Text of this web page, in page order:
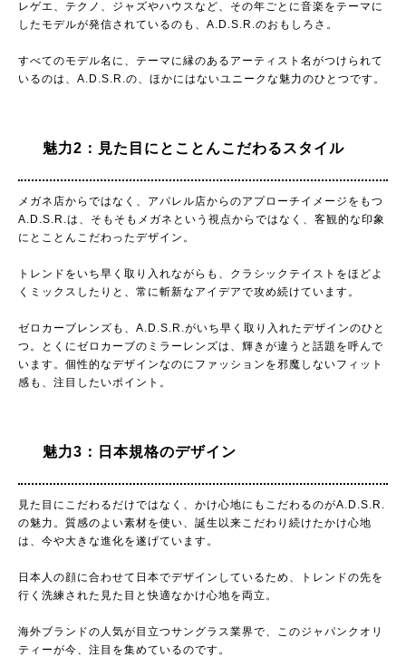
レゲエ、テクノ、ジャズやハウスなど、その年ごとに音楽をテーマに
したモデルが発信されているのも、A.D.S.R.のおもしろさ。
すべてのモデル名に、テーマに縁のあるアーティスト名がつけられて
いるのは、A.D.S.R.の、ほかにはないユニークな魅力のひとつです。
魅力2：見た目にとことんこだわるスタイル
メガネ店からではなく、アパレル店からのアプローチイメージをもつ
A.D.S.R.は、そもそもメガネという視点からではなく、客観的な印象
にとことんこだわったデザイン。
トレンドをいち早く取り入れながらも、クラシックテイストをほどよ
くミックスしたりと、常に斬新なアイデアで攻め続けています。
ゼロカーブレンズも、A.D.S.R.がいち早く取り入れたデザインのひと
つ。とくにゼロカーブのミラーレンズは、輝きが違うと話題を呼んで
います。個性的なデザインなのにファッションを邪魔しないフィット
感も、注目したいポイント。
魅力3：日本規格のデザイン
見た目にこだわるだけではなく、かけ心地にもこだわるのがA.D.S.R.
の魅力。質感のよい素材を使い、誕生以来こだわり続けたかけ心地
は、今や大きな進化を遂げています。
日本人の顔に合わせて日本でデザインしているため、トレンドの先を
行く洗練された見た目と快適なかけ心地を両立。
海外ブランドの人気が目立つサングラス業界で、このジャパンクオリ
ティーが今、注目を集めているのです。